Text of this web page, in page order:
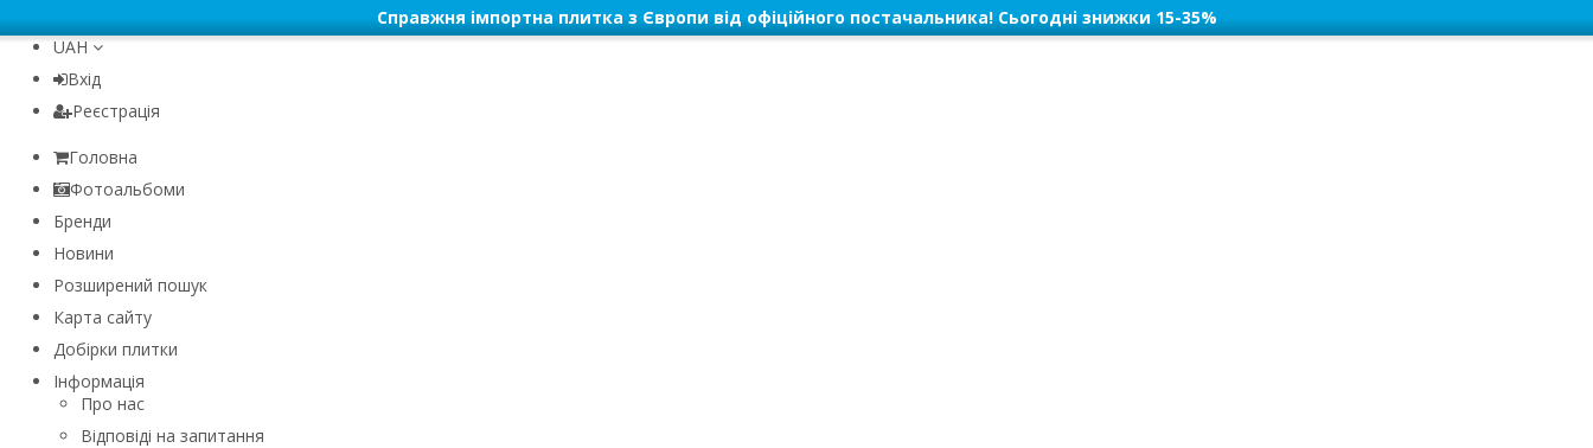
Справжня імпортна плитка з Європи від офіційного постачальника! Сьогодні знижки 15-35%
UAH
Вхід
Реєстрація
Головна
Фотоальбоми
Бренди
Новини
Розширений пошук
Карта сайту
Добірки плитки
Інформація
Про нас
Відповіді на запитання